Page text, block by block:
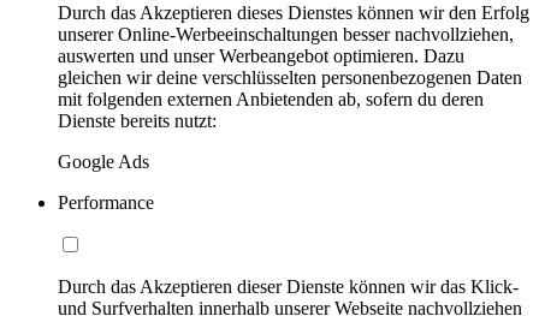
Durch das Akzeptieren dieses Dienstes können wir den Erfolg
unserer Online-Werbeeinschaltungen besser nachvollziehen,
auswerten und unser Werbeangebot optimieren. Dazu
gleichen wir deine verschlüsselten personenbezogenen Daten
mit folgenden externen Anbietenden ab, sofern du deren
Dienste bereits nutzt:
Google Ads
Performance
Durch das Akzeptieren dieser Dienste können wir das Klick-
und Surfverhalten innerhalb unserer Webseite nachvollziehen